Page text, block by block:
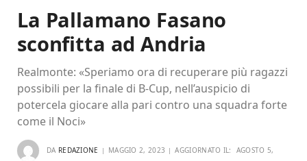
La Pallamano Fasano
sconfitta ad Andria
Realmonte: «Speriamo ora di recuperare più ragazzi
possibili per la finale di B-Cup, nell’auspicio di
potercela giocare alla pari contro una squadra forte
come il Noci»
DA REDAZIONE MAGGIO 2, 2023 AGGIORNATO IL: AGOSTO 5,